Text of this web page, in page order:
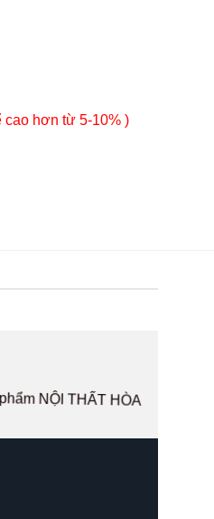
cao hơn từ 5-10% )
NỘI THẤT HÒA